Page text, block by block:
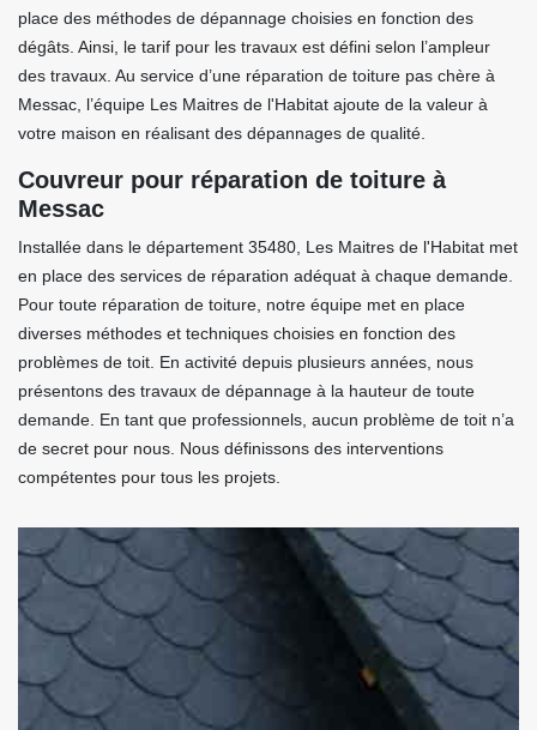
place des méthodes de dépannage choisies en fonction des
dégâts. Ainsi, le tarif pour les travaux est défini selon l’ampleur
des travaux. Au service d’une réparation de toiture pas chère à
Messac, l’équipe Les Maitres de l'Habitat ajoute de la valeur à
votre maison en réalisant des dépannages de qualité.
Couvreur pour réparation de toiture à
Messac
Installée dans le département 35480, Les Maitres de l'Habitat met
en place des services de réparation adéquat à chaque demande.
Pour toute réparation de toiture, notre équipe met en place
diverses méthodes et techniques choisies en fonction des
problèmes de toit. En activité depuis plusieurs années, nous
présentons des travaux de dépannage à la hauteur de toute
demande. En tant que professionnels, aucun problème de toit n’a
de secret pour nous. Nous définissons des interventions
compétentes pour tous les projets.